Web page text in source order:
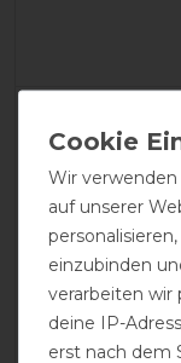
Positive
Neutral
Negative
Wir verwenden
auf unserer
einzubinden
verarbeiten wir
deine IP-
erst nach dem